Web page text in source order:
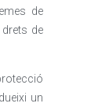
de
de
un